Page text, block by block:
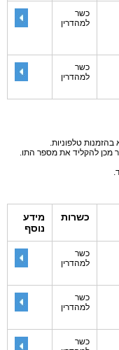
כשר
למהדרין
כשר
למהדרין
טלפוניות.
מכן להקליד את מספר התו.
כשרות
מידע
נוסף
כשר
למהדרין
כשר
למהדרין
כשר